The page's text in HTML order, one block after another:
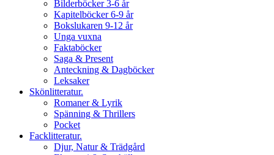
Bilderböcker 3-6 år
Kapitelböcker 6-9 år
Bokslukaren 9-12 år
Unga vuxna
Faktaböcker
Saga & Present
Anteckning & Dagböcker
Leksaker
Skönlitteratur.
Romaner & Lyrik
Spänning & Thrillers
Pocket
Facklitteratur.
Djur, Natur & Trädgård